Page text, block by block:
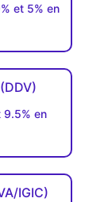
et 5% en
9.5% en
IGIC)